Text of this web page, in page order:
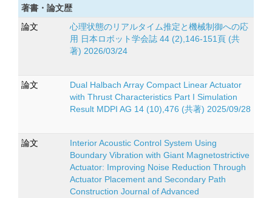
著書・論文歴
論文
心理状態のリアルタイム推定と機械制御への応
用 日本ロボット学会誌 44 (2),146-151頁 (共
著) 2026/03/24
論文
Dual Halbach Array Compact Linear Actuator
with Thrust Characteristics Part I Simulation
Result MDPI AG 14 (10),476 (共著) 2025/09/28
論文
Interior Acoustic Control System Using
Boundary Vibration with Giant Magnetostrictive
Actuator: Improving Noise Reduction Through
Actuator Placement and Secondary Path
Construction Journal of Advanced